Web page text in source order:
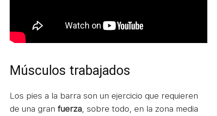
Músculos trabajados
Los pies a la barra son un ejercicio que requieren
de una gran fuerza , sobre todo, en la zona media